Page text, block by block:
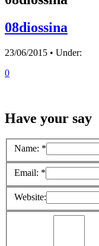
08diossina
23/06/2015 • Under:
0
Have your say
Name: *
Email: *
Website: